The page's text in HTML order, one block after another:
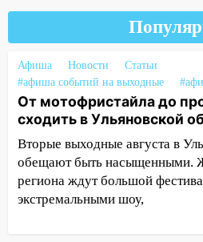
домов и выстрел за
07:50 Какая погоды
августа
06:45 Императорский
Ульяновске останется
утра 10 августа
05:18 Судьба готовит
на 8 августа — кому
деньгами, а кого ждет
встреча
Афиша Новости
Статьи
#афиша событий на выходные
От мотофристайла до
сходить в Ульяновской
Вторые выходные августа в
обещают быть насыщенными.
региона ждут большой
экстремальными шоу,